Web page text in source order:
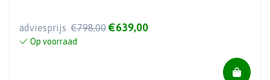
adviesprijs €798,00 €639,00
Op voorraad